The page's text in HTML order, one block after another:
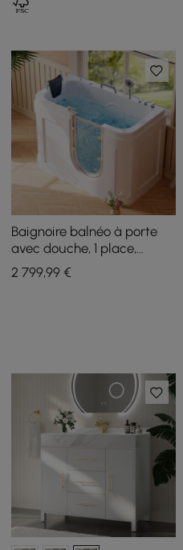
Baignoire balnéo à porte
avec douche, 1 place,
blanche, robinetterie
intégrée
2 799,99 €